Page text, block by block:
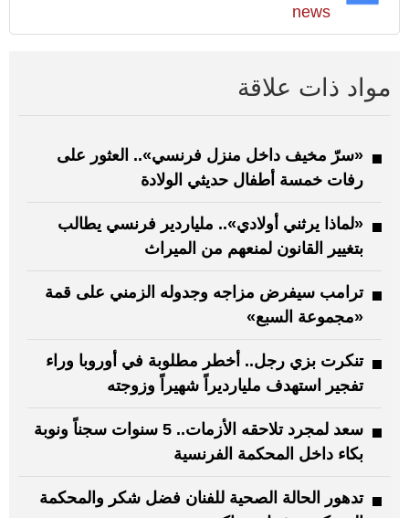
news
مواد ذات علاقة
«سرّ مخيف داخل منزل فرنسي».. العثور على
رفات خمسة أطفال حديثي الولادة
«لماذا يرثني أولادي».. ملياردير فرنسي يطالب
بتغيير القانون لمنعهم من الميراث
ترامب سيفرض مزاجه وجدوله الزمني على قمة
«مجموعة السبع»
تنكرت بزي رجل.. أخطر مطلوبة في أوروبا وراء
تفجير استهدف مليارديراً شهيراً وزوجته
سعد لمجرد تلاحقه الأزمات.. 5 سنوات سجناً ونوبة
بكاء داخل المحكمة الفرنسية
تدهور الحالة الصحية للفنان فضل شكر والمحكمة